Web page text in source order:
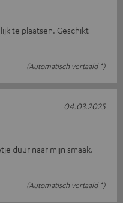
te plaatsen. Geschikt
(Automatisch vertaald *)
duur naar mijn smaak.
(Automatisch vertaald *)
04.03.2025